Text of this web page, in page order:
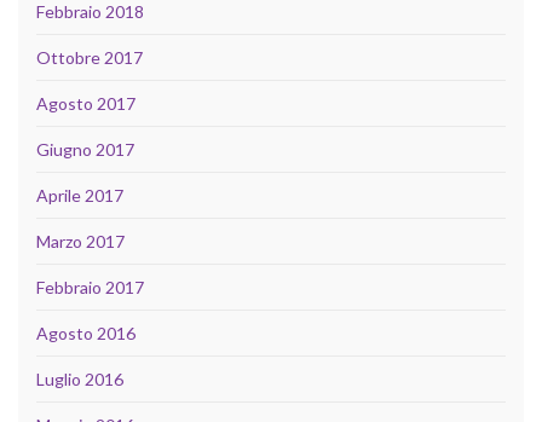
Febbraio 2018
Ottobre 2017
Agosto 2017
Giugno 2017
Aprile 2017
Marzo 2017
Febbraio 2017
Agosto 2016
Luglio 2016